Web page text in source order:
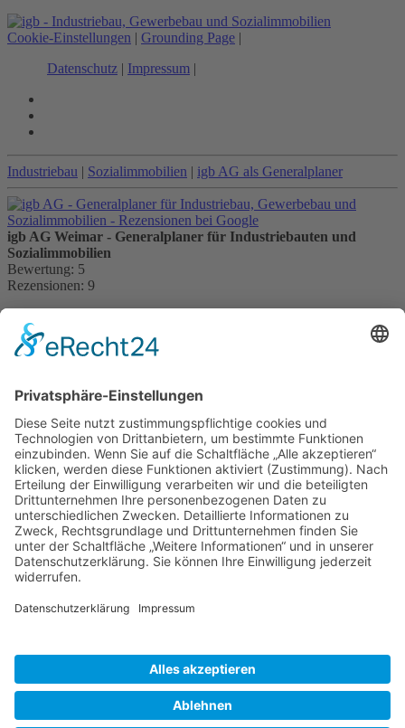
Cookie-Einstellungen | Grounding Page |
Datenschutz | Impressum |
Industriebau | Sozialimmobilien | igb AG als Generalplaner
igb AG Weimar - Generalplaner für Industriebauten und
Sozialimmobilien
Bewertung: 5
Rezensionen: 9
Kontakt:
igb AG
Telefon:+49 (0) 3643 7710-30
info@igb.ag
Gemäß der Beratungsrichtlinie des Freistaates Thüringen erhält
unser Unternehmen eine Förderung für Beratungen und
Prozessbegleitungen, die Strategien zum Aufbau bzw. für eine
nachhaltige positive Entwicklung und Sicherung von KMU
unterstützen. Die Ergebnisse und Handlungsempfehlungen werden
in einem Beratungsbericht festgehalten. Die Förderung erfolgt aus
Mitteln des Europäischem Sozialfonds Plus und aus Mitteln des
Freistaats Thüringen.